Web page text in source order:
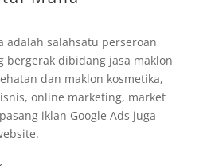
adalah salahsatu perseroan
bergerak dibidang jasa maklon
dan maklon kosmetika,
online marketing, market
iklan Google Ads juga